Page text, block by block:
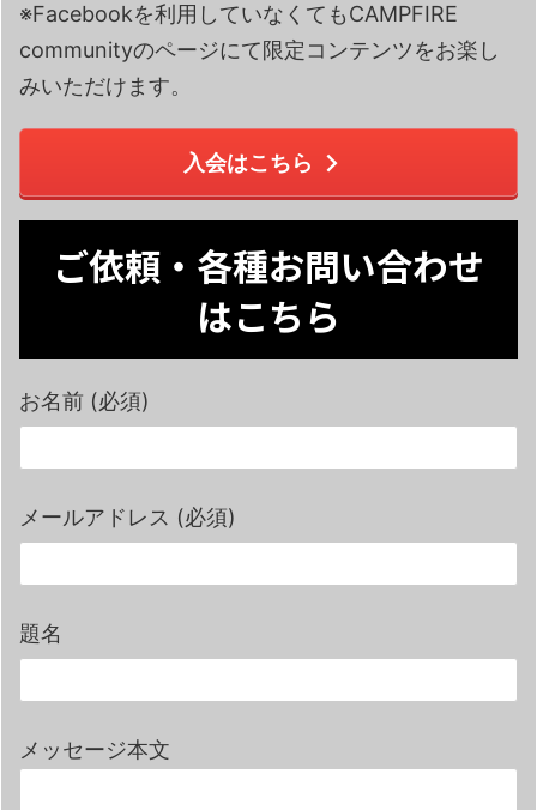
※Facebookを利用していなくてもCAMPFIRE
communityのページにて限定コンテンツをお楽し
みいただけます。
入会はこちら
ご依頼・各種お問い合わせ
はこちら
お名前 (必須)
メールアドレス (必須)
題名
メッセージ本文